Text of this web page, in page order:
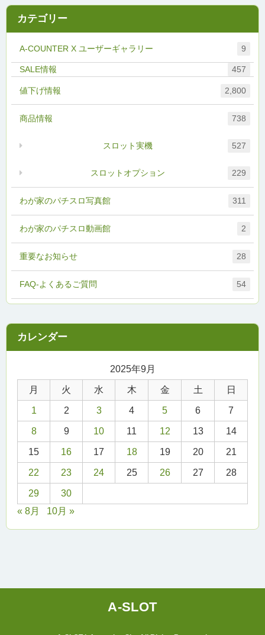
カテゴリー
A-COUNTER X ユーザーギャラリー 9
FAQ-よくあるご質問 54
457
わが家のパチスロ写真館 311
わが家のパチスロ動画館 2
値下げ情報 2,800
商品情報 738
スロットオプション 229
スロット実機 527
重要なお知らせ 28
2025年9月
月 火 水 木 金 土 日
1 2 3 4 5 6 7
8 9 10 11 12 13 14
15 16 17 18 19 20 21
22 23 24 25 26 27 28
29
30
« 8月
10月 »